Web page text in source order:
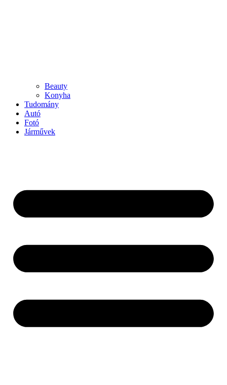
Beauty
Konyha
Tudomány
Autó
Fotó
Járművek